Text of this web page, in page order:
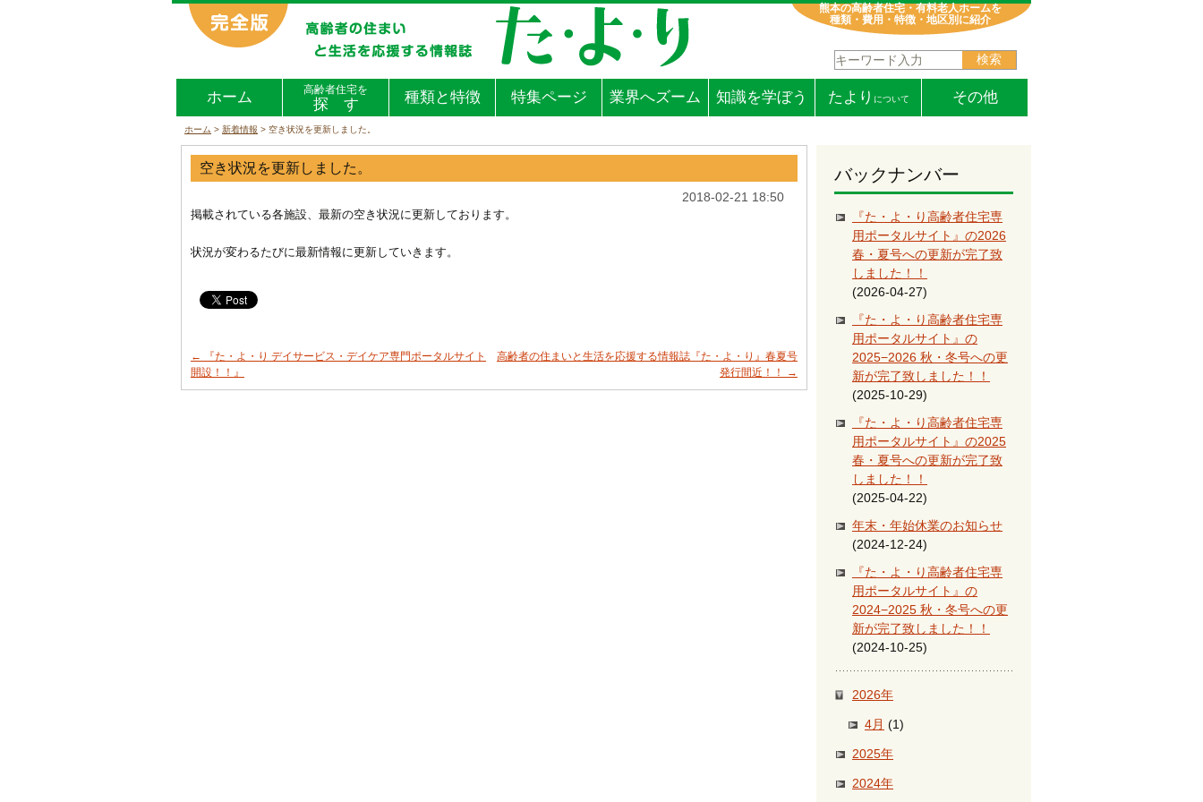
熊本の高齢者住宅・有料老人ホームを
種類・費用・特徴・地区別に紹介
ホーム 高齢者住宅を
探 す 種類と特徴 特集ページ 業界へズーム 知識を学ぼう たより について その他
ホーム > 新着情報 > 空き状況を更新しました。
空き状況を更新しました。
2018-02-21 18:50
掲載されている各施設、最新の空き状況に更新しております。
状況が変わるたびに最新情報に更新していきます。
←
『た・よ・り デイサービス・デイケア専門ポータルサイト
開設！！』
高齢者の住まいと生活を応援する情報誌『た・よ・り』春夏号
発行間近！！
→
バックナンバー
『た・よ・り高齢者住宅専
用ポータルサイト』の2026
春・夏号への更新が完了致
しました！！
(2026-04-27)
『た・よ・り高齢者住宅専
用ポータルサイト』の
2025−2026 秋・冬号への更
新が完了致しました！！
(2025-10-29)
『た・よ・り高齢者住宅専
用ポータルサイト』の2025
春・夏号への更新が完了致
しました！！
(2025-04-22)
年末・年始休業のお知らせ
(2024-12-24)
『た・よ・り高齢者住宅専
用ポータルサイト』の
2024−2025 秋・冬号への更
新が完了致しました！！
(2024-10-25)
2026年
4月 (1)
2025年
2024年